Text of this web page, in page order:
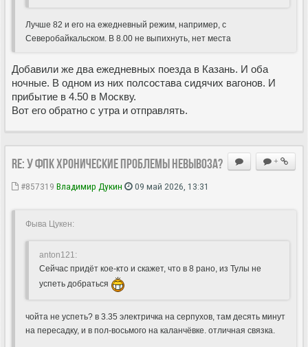
Лучше 82 и его на ежедневный режим, например, с
Северобайкальском. В 8.00 не выпихнуть, нет места
Добавили же два ежедневных поезда в Казань. И оба
ночные. В одном из них полсостава сидячих вагонов. И
прибытие в 4.50 в Москву.
Вот его обратно с утра и отправлять.
+
Re: У ФПК хронические проблемы невывоза?
#857319 Владимир Дукин 09 май 2026, 13:31
Фыва Цукен:
anton121:
Сейчас придёт кое-кто и скажет, что в 8 рано, из Тулы не
успеть добраться
чойта не успеть? в 3.35 электричка на серпухов, там десять минут
на пересадку, и в пол-восьмого на каланчёвке. отличная связка.